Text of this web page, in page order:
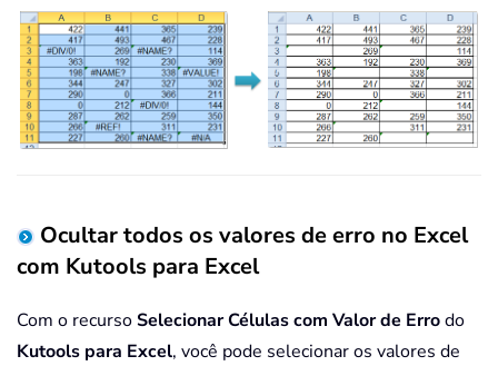
Ocultar todos os valores de erro no Excel
com Kutools para Excel
Com o recursoSelecionar Célulascom Valor de Errodo
Kutools para Excel, você pode selecionar os valores de